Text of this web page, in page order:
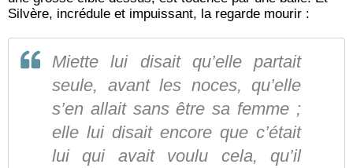
Silvère, incrédule et impuissant, la regarde mourir :
Miette lui disait qu’elle partait
seule, avant les noces, qu’elle
s’en allait sans être sa femme ;
elle lui disait encore que c’était
lui qui avait voulu cela, qu’il